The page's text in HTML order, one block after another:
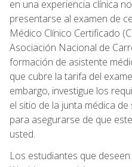
en una experiencia clínica
presentarse al examen de
Médico Clínico Certificado
Asociación Nacional de
formación de asistente
que cubre la tarifa del
embargo, investigue los
el sitio de la junta médica
para asegurarse de que
usted.
Los estudiantes que